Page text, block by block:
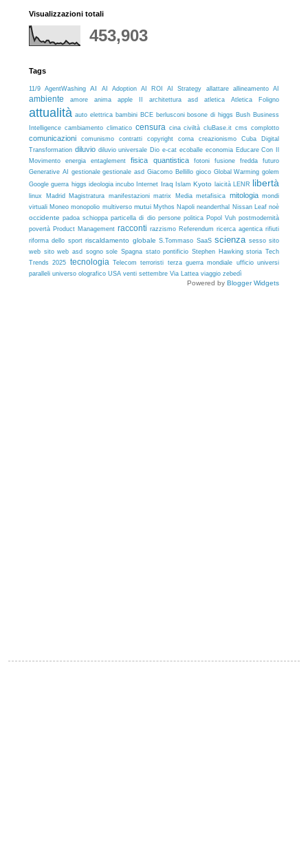
Visualizzazioni totali
453,903
Tags
11/9 AgentWashing AI AI Adoption AI ROI AI Strategy allattare allineamento AI
ambiente amore anima apple II architettura asd atletica Atletica Foligno
attualità auto elettrica bambini BCE berlusconi bosone di higgs Bush Business
Intelligence cambiamento climatico censura cina civiltà cluBase.it cms complotto
comunicazioni comunismo contratti copyright corna creazionismo Cuba
Digital
Transformation diluvio diluvio universale Dio e-cat ecoballe economia Educare Con Il
Movimento
energia entaglement fisica quantistica fotoni fusione fredda futuro
Generative AI gestionale gestionale asd Giacomo Bellillo gioco Global Warming golem
Google guerra higgs ideologia incubo Internet Iraq Islam Kyoto laicità LENR libertà
linux Madrid Magistratura manifestazioni matrix Media metafisica mitologia mondi
virtuali Moneo monopolio multiverso mutui Mythos Napoli neanderthal Nissan Leaf noè
occidente padoa schioppa particella di dio persone politica Popol Vuh postmodernità
povertà Product Management racconti razzismo Referendum ricerca agentica rifiuti
riforma dello sport riscaldamento globale S.Tommaso SaaS scienza sesso sito
web sito web asd sogno sole Spagna stato pontificio Stephen Hawking storia Tech
Trends 2025 tecnologia Telecom terroristi terza guerra mondiale ufficio universi
paralleli universo olografico USA venti settembre Via Lattea viaggio zebedì
Powered by Blogger Widgets